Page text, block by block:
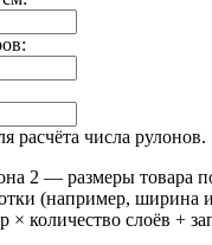
расчёта числа рулонов.
2 — размеры товара
(например, ширина
× количество слоёв +